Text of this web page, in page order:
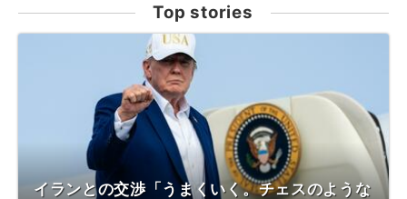
Top stories
イランとの交渉「うまくいく。チェスのような